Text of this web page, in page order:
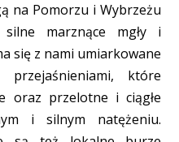
na Pomorzu i Wybrzeżu
marznące mgły i
się z nami umiarkowane
które
oraz przelotne i ciągłe
i silnym natężeniu.